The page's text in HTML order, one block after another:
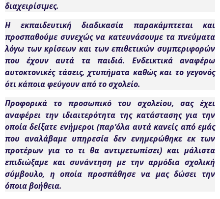
διαχειρίσιμες.
Η εκπαιδευτική διαδικασία παρακάμπτεται και
προσπαθούμε συνεχώς να κατευνάσουμε τα πνεύματα
λόγω των κρίσεων και των επιθετικών συμπεριφορών
που έχουν αυτά τα παιδιά. Ενδεικτικά αναφέρω
αυτοκτονικές τάσεις, χτυπήματα καθώς και το γεγονός
ότι κάποια φεύγουν από το σχολείο.
Προφορικά το προσωπικό του σχολείου, σας έχει
αναφέρει την ιδιαιτερότητα της κατάστασης για την
οποία δείξατε ενήμεροι (παρ’όλα αυτά κανείς από εμάς
που αναλάβαμε υπηρεσία δεν ενημερώθηκε εκ των
προτέρων για το τι θα αντιμετωπίσει) και μάλιστα
επιδιώξαμε και συνάντηση με την αρμόδια σχολική
σύμβουλο, η οποία προσπάθησε να μας δώσει την
όποια βοήθεια.